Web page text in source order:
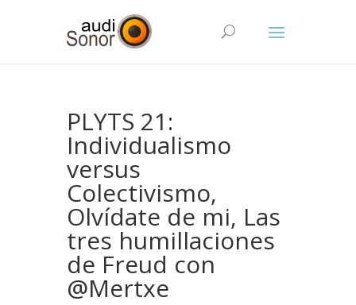
PLYTS 21:
Individualismo
versus
Colectivismo,
Olvídate de mi, Las
tres humillaciones
de Freud con
@Mertxe